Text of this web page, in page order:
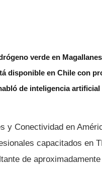
verde en
disponible en Chile con
de inteligencia
y Conectividad en
capacitados en
de